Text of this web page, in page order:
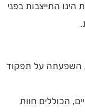
התייצבות בפני
השפעתה על תפקוד
הכוללים חוות